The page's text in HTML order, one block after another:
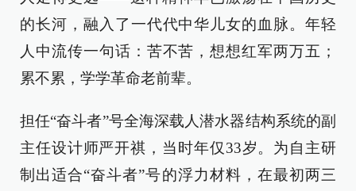
的长河，融入了一代代中华儿女的血脉。年轻
人中流传一句话：苦不苦，想想红军两万五；
累不累，学学革命老前辈。
担任“奋斗者”号全海深载人潜水器结构系统的副
主任设计师严开祺，当时年仅33岁。为自主研
制出适合“奋斗者”号的浮力材料，在最初两三